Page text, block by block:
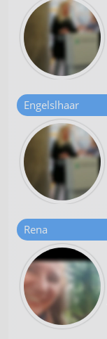
Engelslhaar
Rena